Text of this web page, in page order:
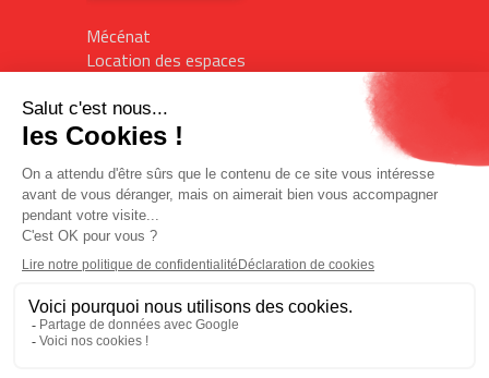
Mécénat
Location des espaces
Plan du site
Mentions légales
Politique de confidentialité
Politique des cookies
Accès réservé
L'Imagin'R
Designed by